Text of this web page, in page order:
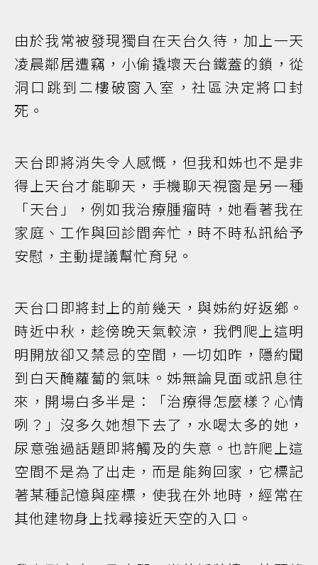
由於我常被發現獨自在天台久待，加上一天
凌晨鄰居遭竊，小偷撬壞天台鐵蓋的鎖，從
洞口跳到二樓破窗入室，社區決定將口封
死。
天台即將消失令人感慨，但我和姊也不是非
得上天台才能聊天，手機聊天視窗是另一種
「天台」，例如我治療腫瘤時，她看著我在
家庭、工作與回診間奔忙，時不時私訊給予
安慰，主動提議幫忙育兒。
天台口即將封上的前幾天，與姊約好返鄉。
時近中秋，趁傍晚天氣較涼，我們爬上這明
明開放卻又禁忌的空間，一切如昨，隱約聞
到白天醃蘿蔔的氣味。姊無論見面或訊息往
來，開場白多半是：「治療得怎麼樣？心情
咧？」沒多久她想下去了，水喝太多的她，
尿意強過話題即將觸及的失意。也許爬上這
空間不是為了出走，而是能夠回家，它標記
著某種記憶與座標，使我在外地時，經常在
其他建物身上找尋接近天空的入口。